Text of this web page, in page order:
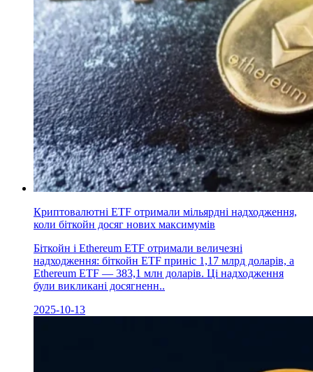
Криптовалютні ETF отримали мільярдні надходження,
коли біткойн досяг нових максимумів
Біткойн і Ethereum ETF отримали величезні
надходження: біткойн ETF приніс 1,17 млрд доларів, а
Ethereum ETF — 383,1 млн доларів. Ці надходження
були викликані досягненн..
2025-10-13